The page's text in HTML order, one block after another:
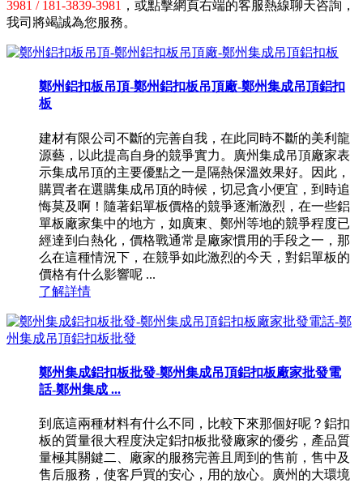
3981 / 181-3839-3981 ，或點擊網頁右端的客服熱線聊天咨詢，
我司將竭誠為您服務。
鄭州鋁扣板吊頂-鄭州鋁扣板吊頂廠-鄭州集成吊頂鋁扣
板
建材有限公司不斷的完善自我，在此同時不斷的美利龍
源藝，以此提高自身的競爭實力。廣州集成吊頂廠家表
示集成吊頂的主要優點之一是隔熱保溫效果好。因此，
購買者在選購集成吊頂的時候，切忌貪小便宜，到時追
悔莫及啊！隨著鋁單板價格的競爭逐漸激烈，在一些鋁
單板廠家集中的地方，如廣東、鄭州等地的競爭程度已
經達到白熱化，價格戰通常是廠家慣用的手段之一，那
么在這種情況下，在競爭如此激烈的今天，對鋁單板的
價格有什么影響呢 ...
了解詳情
鄭州集成鋁扣板批發-鄭州集成吊頂鋁扣板廠家批發電
話-鄭州集成 ...
到底這兩種材料有什么不同，比較下來那個好呢？鋁扣
板的質量很大程度決定鋁扣板批發廠家的優劣，產品質
量極其關鍵二、廠家的服務完善且周到的售前，售中及
售后服務，使客戶買的安心，用的放心。廣州的大環境